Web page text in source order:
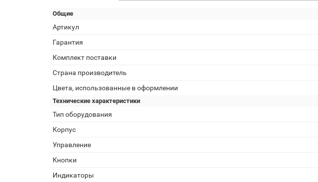
Общие
Артикул
Гарантия
Комплект поставки
Страна производитель
Цвета, использованные в оформлении
Технические характеристики
Тип оборудования
Корпус
Управление
Кнопки
Индикаторы